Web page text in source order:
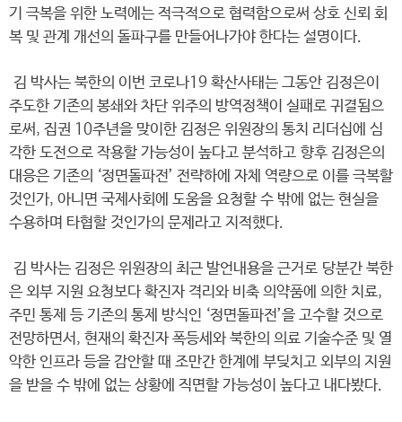
기 극복을 위한 노력에는 적극적으로 협력함으로써 상호 신뢰 회
복 및 관계 개선의 돌파구를 만들어나가야 한다는 설명이다.
김 박사는 북한의 이번 코로나19 확산사태는 그동안 김정은이
주도한 기존의 봉쇄와 차단 위주의 방역정책이 실패로 귀결됨으
로써, 집권 10주년을 맞이한 김정은 위원장의 통치 리더십에 심
각한 도전으로 작용할 가능성이 높다고 분석하고 향후 김정은의
대응은 기존의 ‘정면돌파전’ 전략하에 자체 역량으로 이를 극복할
것인가, 아니면 국제사회에 도움을 요청할 수 밖에 없는 현실을
수용하며 타협할 것인가의 문제라고 지적했다.
김 박사는 김정은 위원장의 최근 발언내용을 근거로 당분간 북한
은 외부 지원 요청보다 확진자 격리와 비축 의약품에 의한 치료,
주민 통제 등 기존의 통제 방식인 ‘정면돌파전’을 고수할 것으로
전망하면서, 현재의 확진자 폭등세와 북한의 의료 기술수준 및 열
악한 인프라 등을 감안할 때 조만간 한계에 부딪치고 외부의 지원
을 받을 수 밖에 없는 상황에 직면할 가능성이 높다고 내다봤다.